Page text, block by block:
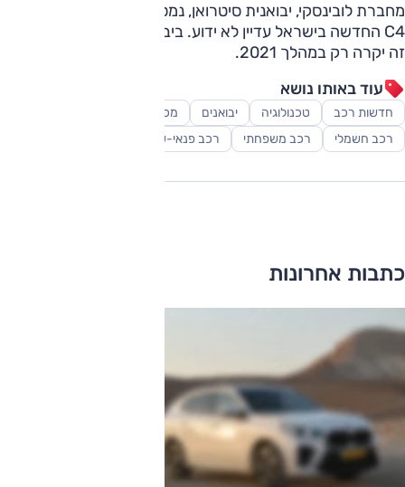
מחברת לובינסקי, יבואנית סיטרואן, נמסר כי מועד השיווק של ה-
C4 החדשה בישראל עדיין לא ידוע. ביבואנית מעריכים עם זאת כי
זה יקרה רק במהלך 2021.
עוד באותו נושא
חדשות רכב טכנולוגיה יבואנים מכוניות אוטונומיות
רכב חשמלי
רכב משפחתי רכב פנאי-שטח
כתבות אחרונות